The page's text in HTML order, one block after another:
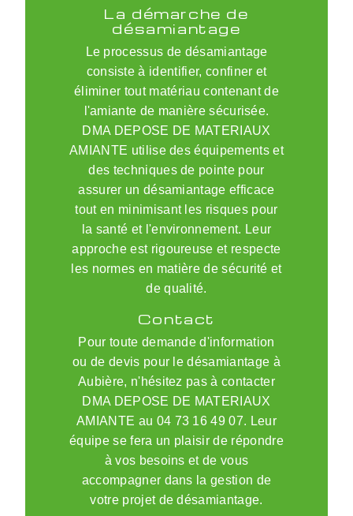
La démarche de
désamiantage
Le processus de désamiantage
consiste à identifier, confiner et
éliminer tout matériau contenant de
l'amiante de manière sécurisée.
DMA DEPOSE DE MATERIAUX
AMIANTE utilise des équipements et
des techniques de pointe pour
assurer un désamiantage efficace
tout en minimisant les risques pour
la santé et l'environnement. Leur
approche est rigoureuse et respecte
les normes en matière de sécurité et
de qualité.
Contact
Pour toute demande d'information
ou de devis pour le désamiantage à
Aubière, n'hésitez pas à contacter
DMA DEPOSE DE MATERIAUX
AMIANTE au 04 73 16 49 07. Leur
équipe se fera un plaisir de répondre
à vos besoins et de vous
accompagner dans la gestion de
votre projet de désamiantage.